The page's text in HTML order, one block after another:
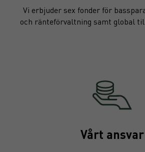
Vi erbjuder sex fonder för
och ränteförvaltning samt global
Vårt ansvar